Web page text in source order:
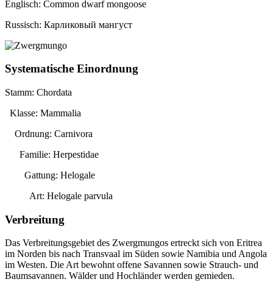
Englisch: Common dwarf mongoose
Russisch: Карликовый мангуст
Systematische Einordnung
Stamm: Chordata
Klasse: Mammalia
Ordnung: Carnivora
Familie: Herpestidae
Gattung: Helogale
Art: Helogale parvula
Verbreitung
Das Verbreitungsgebiet des Zwergmungos ertreckt sich von Eritrea
im Norden bis nach Transvaal im Süden sowie Namibia und Angola
im Westen. Die Art bewohnt offene Savannen sowie Strauch- und
Baumsavannen. Wälder und Hochländer werden gemieden.